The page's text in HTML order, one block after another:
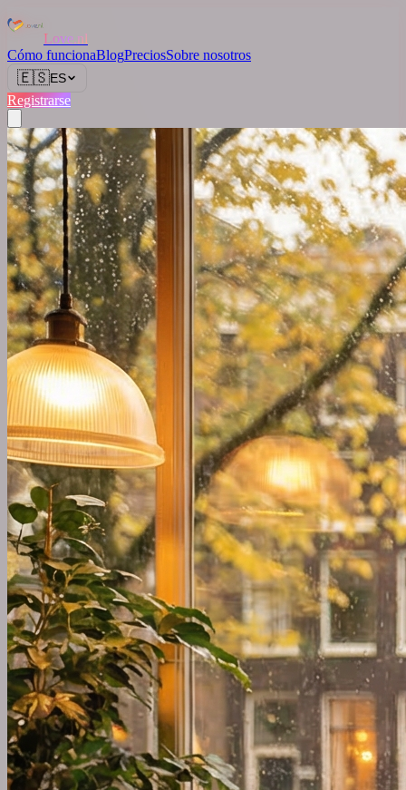
Love.nl
Cómo funcionaBlogPreciosSobre nosotros
🇪🇸ES
Registrarse